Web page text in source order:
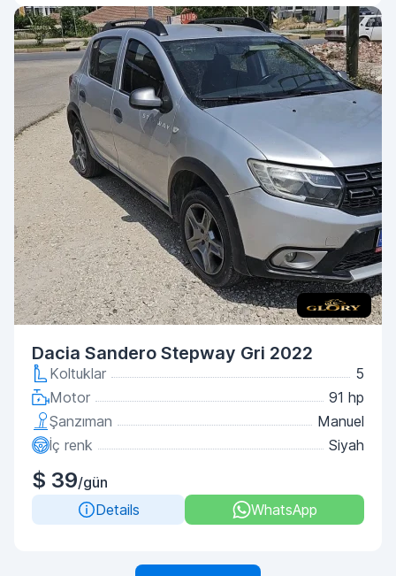
Dacia Sandero Stepway Gri 2022
Koltuklar
5
Motor
91 hp
Şanzıman
Manuel
İç renk
Siyah
$ 39/gün
Details
WhatsApp